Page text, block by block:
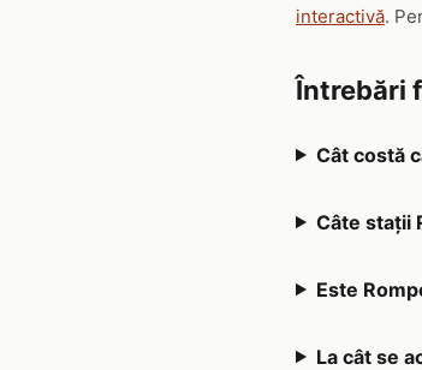
interactivă.
Întrebări
Cât costă
Câte stații
Este
La cât se